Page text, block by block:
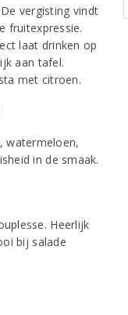
vergisting vindt
fruitexpressie.
laat drinken op
aan tafel.
met citroen.
watermeloen,
in de smaak.
Heerlijk
bij salade